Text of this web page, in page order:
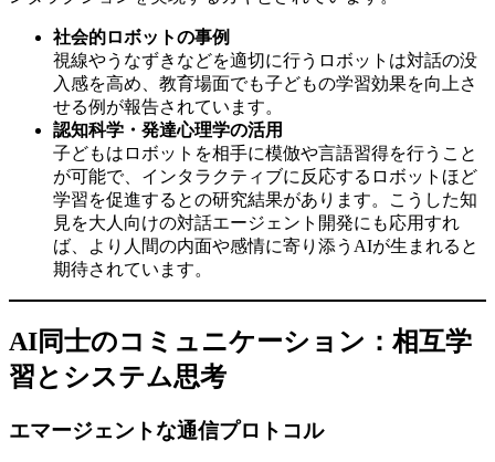
社会的ロボットの事例
視線やうなずきなどを適切に行うロボットは対話の没
入感を高め、教育場面でも子どもの学習効果を向上さ
せる例が報告されています。
認知科学・発達心理学の活用
子どもはロボットを相手に模倣や言語習得を行うこと
が可能で、インタラクティブに反応するロボットほど
学習を促進するとの研究結果があります。こうした知
見を大人向けの対話エージェント開発にも応用すれ
ば、より人間の内面や感情に寄り添うAIが生まれると
期待されています。
AI同士のコミュニケーション：相互学
習とシステム思考
エマージェントな通信プロトコル